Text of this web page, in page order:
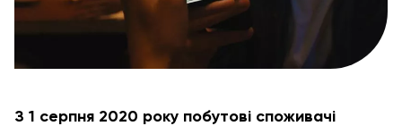
З 1 серпня 2020 року побутові споживачі